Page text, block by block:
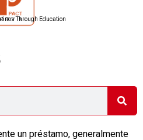
Through Education
un préstamo, generalmente